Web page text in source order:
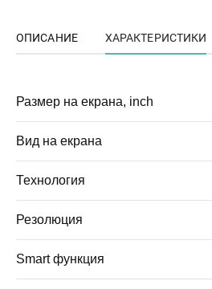
ОПИСАНИЕ ХАРАКТЕРИСТИКИ
Размер на екрана, inch
Вид на екрана
Технология
Резолюция
Smart функция